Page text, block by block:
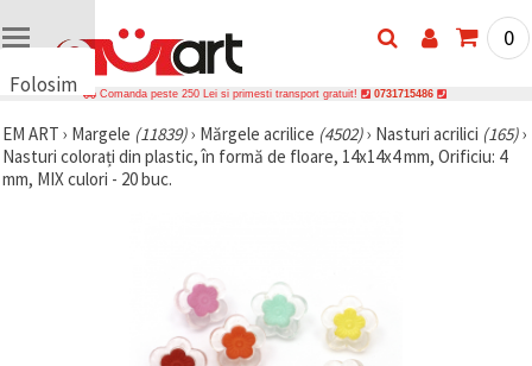
Folosim
uri
🍪 Folosim
cookie-uri
0
Comanda peste 250 Lei si primesti transport gratuit! 0731715486
EM ART › Margele (11839)› Mărgele acrilice (4502)› Nasturi acrilici (165)›
Nasturi colorați din plastic, în formă de floare, 14x14x4 mm, Orificiu: 4
mm, MIX culori - 20 buc.